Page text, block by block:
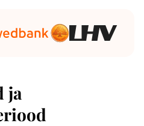
ja